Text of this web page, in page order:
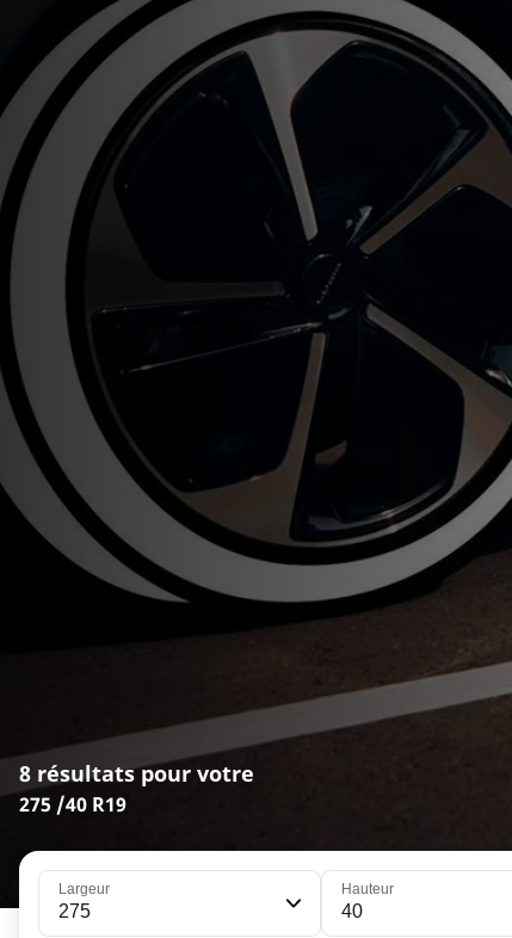
8 résultats pour votre
275 /40 R19
Largeur
275
Hauteur
40